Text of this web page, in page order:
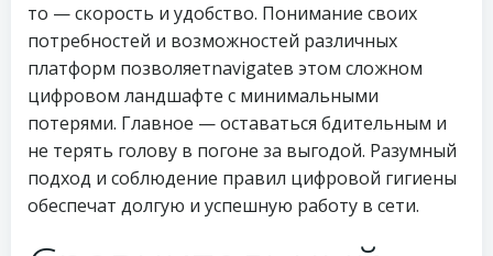
то — скорость и удобство. Понимание своих
потребностей и возможностей различных
платформ позволяетnavigateв этом сложном
цифровом ландшафте с минимальными
потерями. Главное — оставаться бдительным и
не терять голову в погоне за выгодой. Разумный
подход и соблюдение правил цифровой гигиены
обеспечат долгую и успешную работу в сети.